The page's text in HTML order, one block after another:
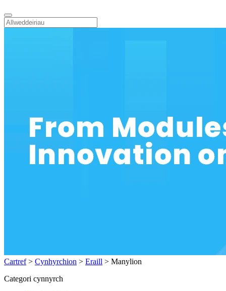
Cartref> Cynhyrchion > Eraill > Manylion
Categori cynnyrch